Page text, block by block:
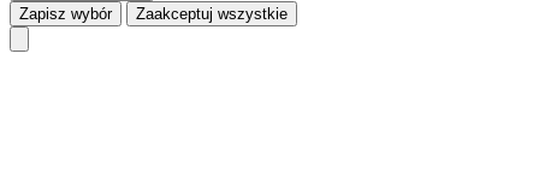
Zapisz wybór
Zaakceptuj wszystkie